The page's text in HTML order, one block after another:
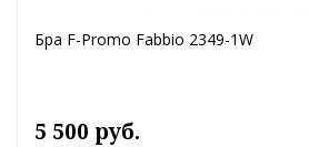
Бра F-Promo Fabbio 2349-1W
5 500 руб.